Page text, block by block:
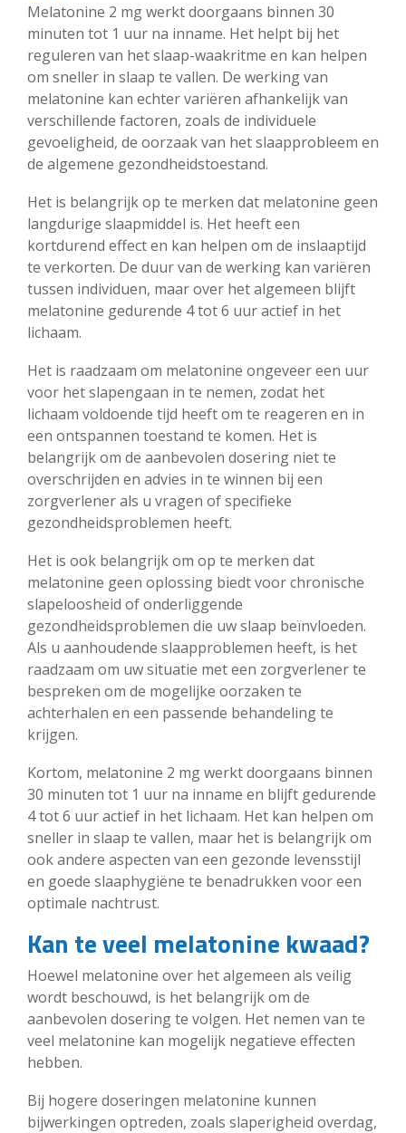
Melatonine 2 mg werkt doorgaans binnen 30
minuten tot 1 uur na inname. Het helpt bij het
reguleren van het slaap-waakritme en kan helpen
om sneller in slaap te vallen. De werking van
melatonine kan echter variëren afhankelijk van
verschillende factoren, zoals de individuele
gevoeligheid, de oorzaak van het slaapprobleem en
de algemene gezondheidstoestand.
Het is belangrijk op te merken dat melatonine geen
langdurige slaapmiddel is. Het heeft een
kortdurend effect en kan helpen om de inslaaptijd
te verkorten. De duur van de werking kan variëren
tussen individuen, maar over het algemeen blijft
melatonine gedurende 4 tot 6 uur actief in het
lichaam.
Het is raadzaam om melatonine ongeveer een uur
voor het slapengaan in te nemen, zodat het
lichaam voldoende tijd heeft om te reageren en in
een ontspannen toestand te komen. Het is
belangrijk om de aanbevolen dosering niet te
overschrijden en advies in te winnen bij een
zorgverlener als u vragen of specifieke
gezondheidsproblemen heeft.
Het is ook belangrijk om op te merken dat
melatonine geen oplossing biedt voor chronische
slapeloosheid of onderliggende
gezondheidsproblemen die uw slaap beïnvloeden.
Als u aanhoudende slaapproblemen heeft, is het
raadzaam om uw situatie met een zorgverlener te
bespreken om de mogelijke oorzaken te
achterhalen en een passende behandeling te
krijgen.
Kortom, melatonine 2 mg werkt doorgaans binnen
30 minuten tot 1 uur na inname en blijft gedurende
4 tot 6 uur actief in het lichaam. Het kan helpen om
sneller in slaap te vallen, maar het is belangrijk om
ook andere aspecten van een gezonde levensstijl
en goede slaaphygiëne te benadrukken voor een
optimale nachtrust.
Kan te veel melatonine kwaad?
Hoewel melatonine over het algemeen als veilig
wordt beschouwd, is het belangrijk om de
aanbevolen dosering te volgen. Het nemen van te
veel melatonine kan mogelijk negatieve effecten
hebben.
Bij hogere doseringen melatonine kunnen
bijwerkingen optreden, zoals slaperigheid overdag,